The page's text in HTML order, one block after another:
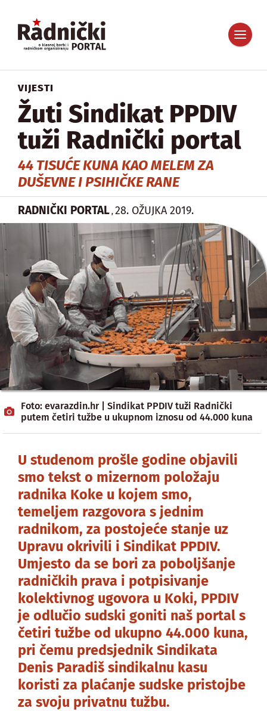
VIJESTI
Žuti Sindikat PPDIV
tuži Radnički portal
44 TISUĆE KUNA KAO MELEM ZA
DUŠEVNE I PSIHIČKE RANE
RADNIČKI PORTAL , 28. OŽUJKA 2019.
Foto: evarazdin.hr | Sindikat PPDIV tuži Radnički
putem četiri tužbe u ukupnom iznosu od 44.000 kuna
U studenom prošle godine objavili
smo tekst o mizernom položaju
radnika Koke u kojem smo,
temeljem razgovora s jednim
radnikom, za postojeće stanje uz
Upravu okrivili i Sindikat PPDIV.
Umjesto da se bori za poboljšanje
radničkih prava i potpisivanje
kolektivnog ugovora u Koki, PPDIV
je odlučio sudski goniti naš portal s
četiri tužbe od ukupno 44.000 kuna,
pri čemu predsjednik Sindikata
Denis Paradiš sindikalnu kasu
koristi za plaćanje sudske pristojbe
za svoju privatnu tužbu.